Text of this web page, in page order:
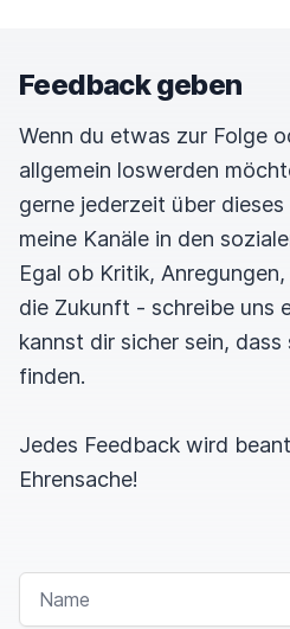
Feedback geben
Wenn du etwas zur Folge
allgemein loswerden
gerne jederzeit über
meine Kanäle in den
Egal ob Kritik,
die Zukunft - schreibe uns
kannst dir sicher sein, dass
finden.
Jedes Feedback wird
Ehrensache!
NAME